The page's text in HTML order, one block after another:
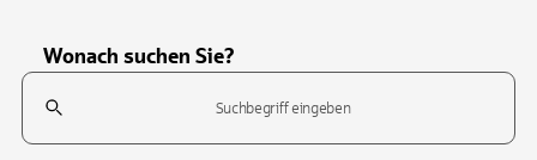
Wonach suchen Sie?
Suchfeld